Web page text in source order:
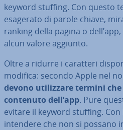
keyword stuffing. Con questo
esagerato di parole chiave,
ranking della pagina o
alcun valore aggiunto.
Oltre a ridurre i caratteri
modifica: secondo Apple nel
devono uti­liz­za­re termini
contenuto dell’app. Pure
evitare il keyword stuffing.
intendere che non si possano